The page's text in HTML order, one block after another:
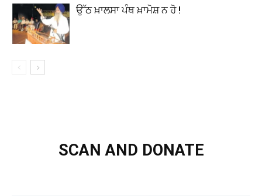
ਉੱਠ ਖ਼ਾਲਸਾ ਪੰਥ ਖ਼ਾਮੋਸ਼ ਨ ਹੋ !
SCAN AND DONATE